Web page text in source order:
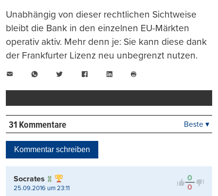
Unabhängig von dieser rechtlichen Sichtweise
bleibt die Bank in den einzelnen EU-Märkten
operativ aktiv. Mehr denn je: Sie kann diese dank
der Frankfurter Lizenz neu unbegrenzt nutzen.
WhatsAppTwitter FacebookLinkedIn
drucken
31 Kommentare
Kontrovers
Beste ▾
Kommentar schreiben
0
0
Socrates
25.09.2016 um 23:11